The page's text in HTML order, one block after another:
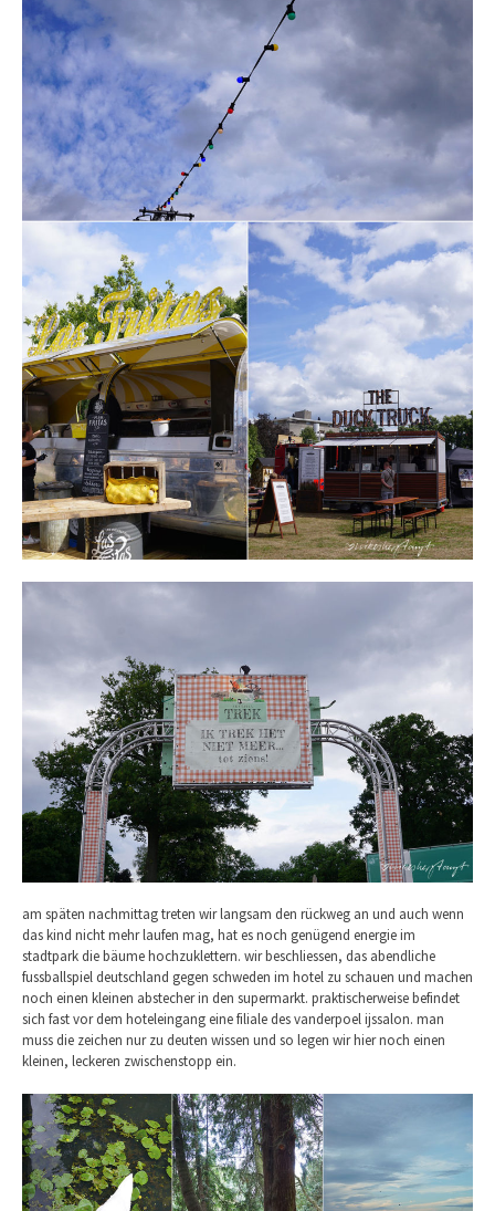
am späten nachmittag treten wir langsam den rückweg an und auch wenn
das kind nicht mehr laufen mag, hat es noch genügend energie im
stadtpark die bäume hochzuklettern. wir beschliessen, das abendliche
fussballspiel deutschland gegen schweden im hotel zu schauen und machen
noch einen kleinen abstecher in den supermarkt. praktischerweise befindet
sich fast vor dem hoteleingang eine filiale des vanderpoel ijssalon. man
muss die zeichen nur zu deuten wissen und so legen wir hier noch einen
kleinen, leckeren zwischenstopp ein.